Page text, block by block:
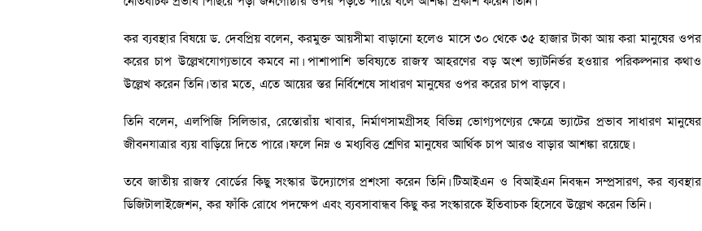
কর ব্যবস্থার বিষয়ে ড. দেবপ্রিয় বলেন, করমুক্ত আয়সীমা বাড়ানো হলেও মাসে ৩০ থেকে ৩৫ হাজার টাকা আয় করা মানুষের ওপর
করের চাপ উল্লেখযোগ্যভাবে কমবে না। পাশাপাশি ভবিষ্যতে রাজস্ব আহরণের বড় অংশ ভ্যাটনির্ভর হওয়ার পরিকল্পনার কথাও
উল্লেখ করেন তিনি। তার মতে, এতে আয়ের স্তর নির্বিশেষে সাধারণ মানুষের ওপর করের চাপ বাড়বে।
তিনি বলেন, এলপিজি সিলিন্ডার, রেস্তোরাঁয় খাবার, নির্মাণসামগ্রীসহ বিভিন্ন ভোগ্যপণ্যের ক্ষেত্রে ভ্যাটের প্রভাব সাধারণ মানুষের
জীবনযাত্রার ব্যয় বাড়িয়ে দিতে পারে। ফলে নিম্ন ও মধ্যবিত্ত শ্রেণির মানুষের আর্থিক চাপ আরও বাড়ার আশঙ্কা রয়েছে।
তবে জাতীয় রাজস্ব বোর্ডের কিছু সংস্কার উদ্যোগের প্রশংসা করেন তিনি। টিআইএন ও বিআইএন নিবন্ধন সম্প্রসারণ, কর ব্যবস্থার
ডিজিটালাইজেশন, কর ফাঁকি রোধে পদক্ষেপ এবং ব্যবসাবান্ধব কিছু কর সংস্কারকে ইতিবাচক হিসেবে উল্লেখ করেন তিনি।